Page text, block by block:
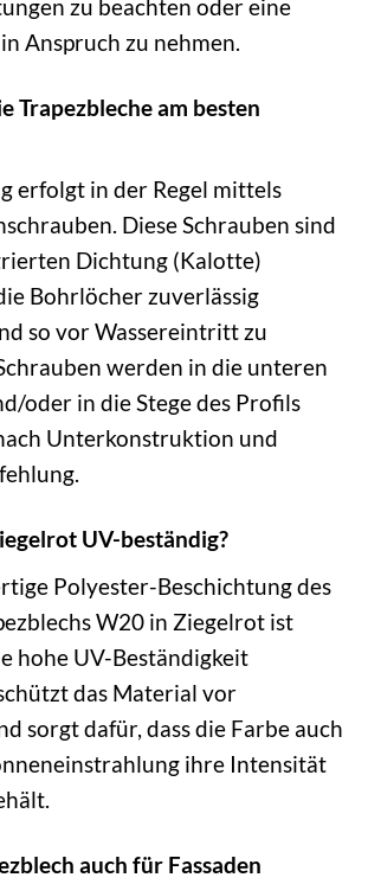
zu beachten oder eine
Anspruch zu nehmen.
Trapezbleche am besten
erfolgt in der Regel mittels
Diese Schrauben sind
Dichtung (Kalotte)
Bohrlöcher zuverlässig
so vor Wassereintritt zu
werden in die unteren
oder in die Stege des Profils
Unterkonstruktion und
UV-beständig?
Polyester-Beschichtung des
W20 in Ziegelrot ist
hohe UV-Beständigkeit
das Material vor
sorgt dafür, dass die Farbe auch
ihre Intensität
auch für Fassaden